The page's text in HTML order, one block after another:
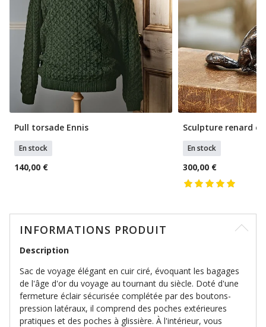
Pull torsade Ennis
En stock
140,00 €
Sculpture renard
En stock
300,00 €
INFORMATIONS PRODUIT
Description
Sac de voyage élégant en cuir ciré, évoquant les bagages
de l'âge d'or du voyage au tournant du siècle. Doté d'une
fermeture éclair sécurisée complétée par des boutons-
pression latéraux, il comprend des poches extérieures
pratiques et des poches à glissière. À l'intérieur, vous